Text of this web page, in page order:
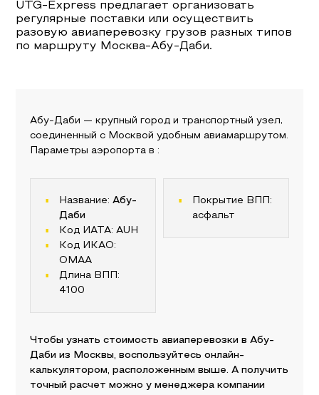
UTG-Express предлагает организовать
регулярные поставки или осуществить
разовую авиаперевозку грузов разных типов
по маршруту
Москва-Абу-Даби.
Абу-Даби — крупный город и транспортный узел,
соединенный с Москвой удобным авиамаршрутом.
Параметры аэропорта в :
Название:Абу-
Даби
Код ИАТА:AUH
Код ИКАО:
OMAA
Длина ВПП:
4100
Покрытие ВПП:
асфальт
Чтобы узнать стоимость авиаперевозки вАбу-
Даби из Москвы, воспользуйтесь онлайн-
калькулятором, расположенным выше. А получить
точный расчет можно у менеджера компании